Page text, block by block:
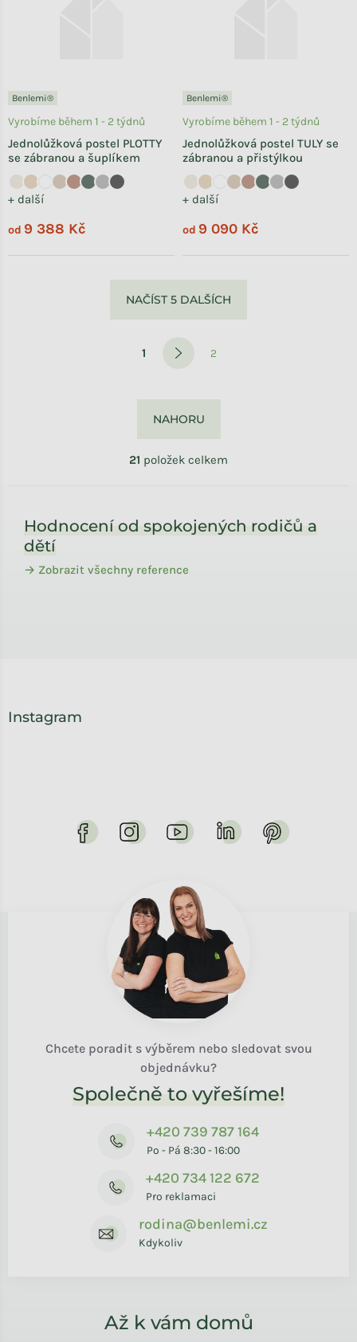
Benlemi®
Jednolůžková postel PLOTTY
se zábranou a šuplíkem
+ další
Vyrobíme během 1 - 2 týdnů
od 9 388 Kč
Benlemi®
Jednolůžková postel TULY se
zábranou a přistýlkou
+ další
Vyrobíme během 1 - 2 týdnů
od 9 090 Kč
NAČÍST 5 DALŠÍCH
1 2
21 položek celkem
NAHORU
Hodnocení od spokojených rodičů a
dětí
→ Zobrazit všechny reference
Instagram
Chcete poradit s výběrem nebo sledovat svou
objednávku?
Společně to vyřešíme!
+420 739 787 164
Po - Pá 8:30 - 16:00
+420 734 122 672
Pro reklamaci
rodina@benlemi.cz
Kdykoliv
Až k vám domů